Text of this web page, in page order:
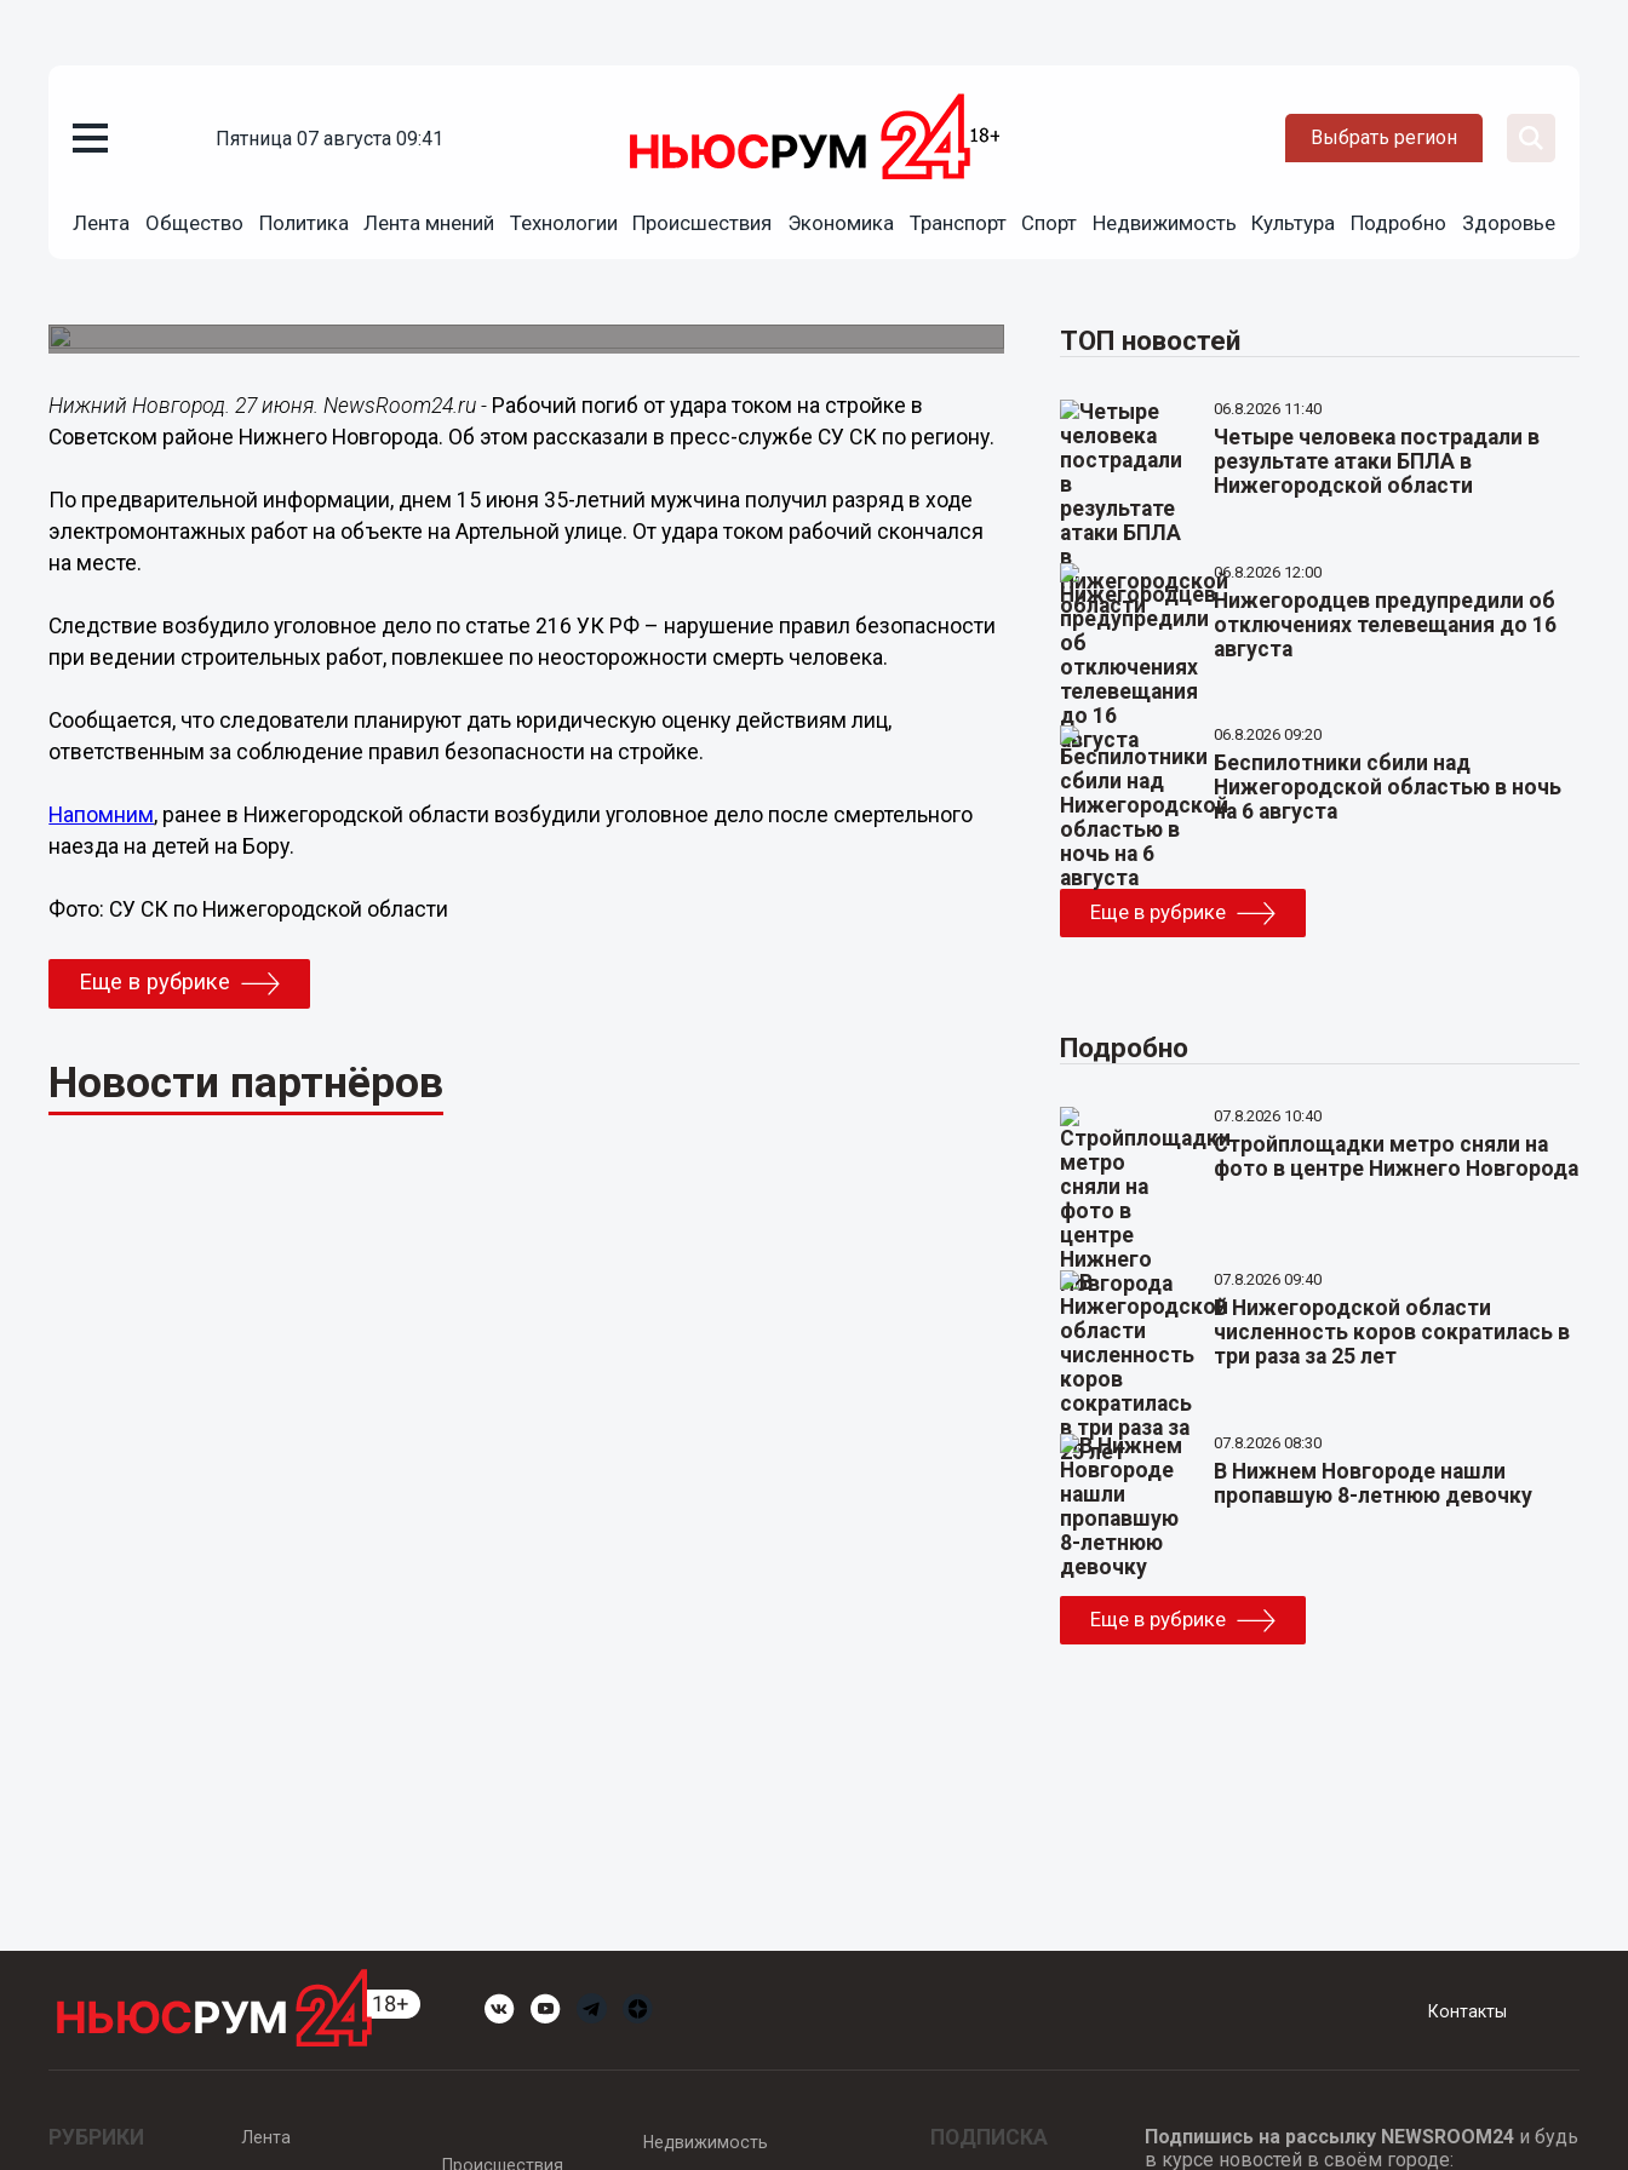
пятница 07 августа 09:41 Выбрать регион
Лента Общество Политика Лента мнений Технологии Происшествия Экономика Транспорт Спорт Недвижимость Культура Подробно Здоровье
Рабочий погиб от удара током на стройке в Нижнем
Нижний Новгород. 27 июня. NewsRoom24.ru - Рабочий погиб от удара током на стройке в
Советском районе Нижнего Новгорода. Об этом рассказали в пресс-службе СУ СК по региону.
По предварительной информации, днем 15 июня 35-летний мужчина получил разряд в ходе
электромонтажных работ на объекте на Артельной улице. От удара током рабочий скончался
на месте.
Следствие возбудило уголовное дело по статье 216 УК РФ – нарушение правил безопасности
при ведении строительных работ, повлекшее по неосторожности смерть человека.
Сообщается, что следователи планируют дать юридическую оценку действиям лиц,
ответственным за соблюдение правил безопасности на стройке.
Напомним, ранее в Нижегородской области возбудили уголовное дело после смертельного
наезда на детей на Бору.
Фото: СУ СК по Нижегородской области
Еще в рубрике
Новости партнёров
ТОП новостей
06.8.2026 11:40
Четыре человека пострадали в
результате атаки БПЛА в
Нижегородской области
06.8.2026 12:00
Нижегородцев предупредили об
отключениях телевещания до 16
августа
06.8.2026 09:20
Беспилотники сбили над
Нижегородской областью в ночь
на 6 августа
Еще в рубрике
Подробно
07.8.2026 10:40
Стройплощадки метро сняли на
фото в центре Нижнего Новгорода
07.8.2026 09:40
В Нижегородской области
численность коров сократилась в
три раза за 25 лет
07.8.2026 08:30
В Нижнем Новгороде нашли
пропавшую 8-летнюю девочку
Еще в рубрике
Контакты
РУБРИКИ
Лента
Происшествия
Недвижимость ПОДПИСКА Подпишись на рассылку NEWSROOM24и будь
в курсе новостей в своём городе: